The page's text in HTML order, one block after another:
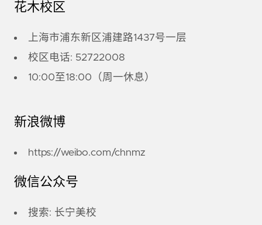
花木校区
上海市浦东新区浦建路1437号一层
校区电话: 52722008
10:00至18:00（周一休息）
新浪微博
https://weibo.com/chnmz
微信公众号
搜索: 长宁美校